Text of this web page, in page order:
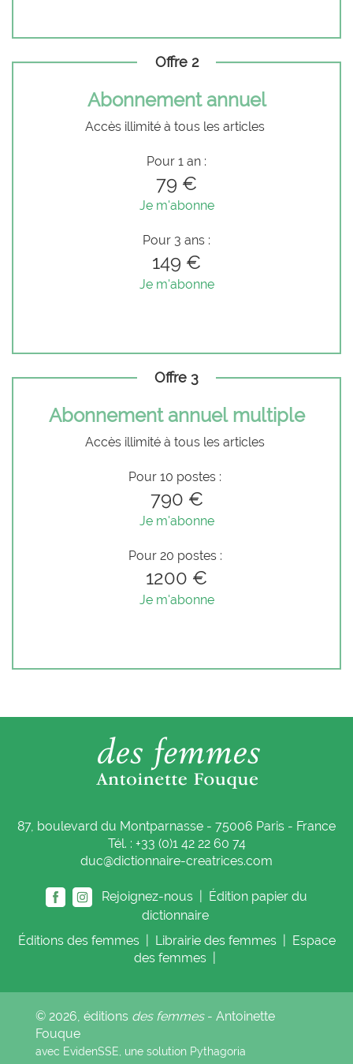
Offre 2
Abonnement annuel
Accès illimité à tous les articles
Pour 1 an :
79 €
Je m'abonne
Pour 3 ans :
149 €
Je m'abonne
Offre 3
Abonnement annuel multiple
Accès illimité à tous les articles
Pour 10 postes :
790 €
Je m'abonne
Pour 20 postes :
1200 €
Je m'abonne
87, boulevard du Montparnasse - 75006 Paris - France
Tél. : +33 (0)1 42 22 60 74
duc@dictionnaire-creatrices.com
Rejoignez-nous |
Édition papier du
dictionnaire
Éditions des femmes Librairie des femmes
Espace
des femmes
© 2026, éditions des femmes- Antoinette
Fouque
avec EvidenSSE, une solution Pythagoria